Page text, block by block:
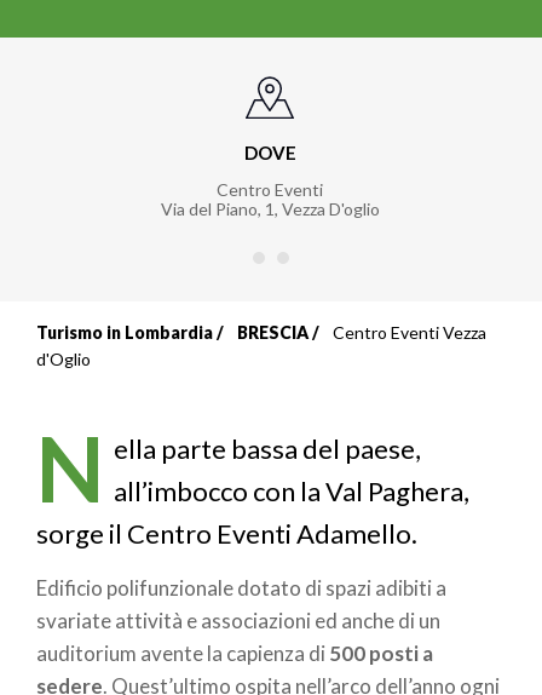
DOVE
Centro Eventi
Via del Piano, 1, Vezza D'oglio
Briciole
pane
Turismo in Lombardia BRESCIA
Centro Eventi Vezza
d'Oglio
N ella parte bassa del paese,
all’imbocco con la Val Paghera,
sorge il Centro Eventi Adamello.
Edificio polifunzionale dotato di spazi adibiti a
svariate attività e associazioni ed anche di un
auditorium avente la capienza di 500 posti a
sedere. Quest’ultimo ospita nell’arco dell’anno ogni